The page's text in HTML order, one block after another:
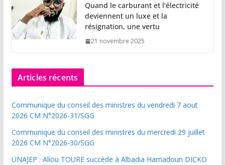
Quand le carburant et l’électricité
deviennent un luxe et la
résignation, une vertu
21 novembre 2025
Articles récents
Communique du conseil des ministres du vendredi 7 aout
2026 CM N°2026-31/SGG
Communique du conseil des ministres du mercredi 29 juillet
2026 CM N°2026-30/SGG
UNAJEP : Aliou TOURE succède à Albadia Hamadoun DICKO